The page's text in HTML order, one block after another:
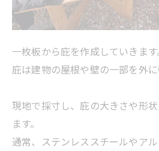
一枚板から庇を作成していきます
庇は建物の屋根や壁の一部を外に
現地で採寸し、庇の大きさや形
ます。
通常、ステンレススチールやア